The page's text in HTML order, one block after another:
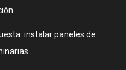
instalar paneles de